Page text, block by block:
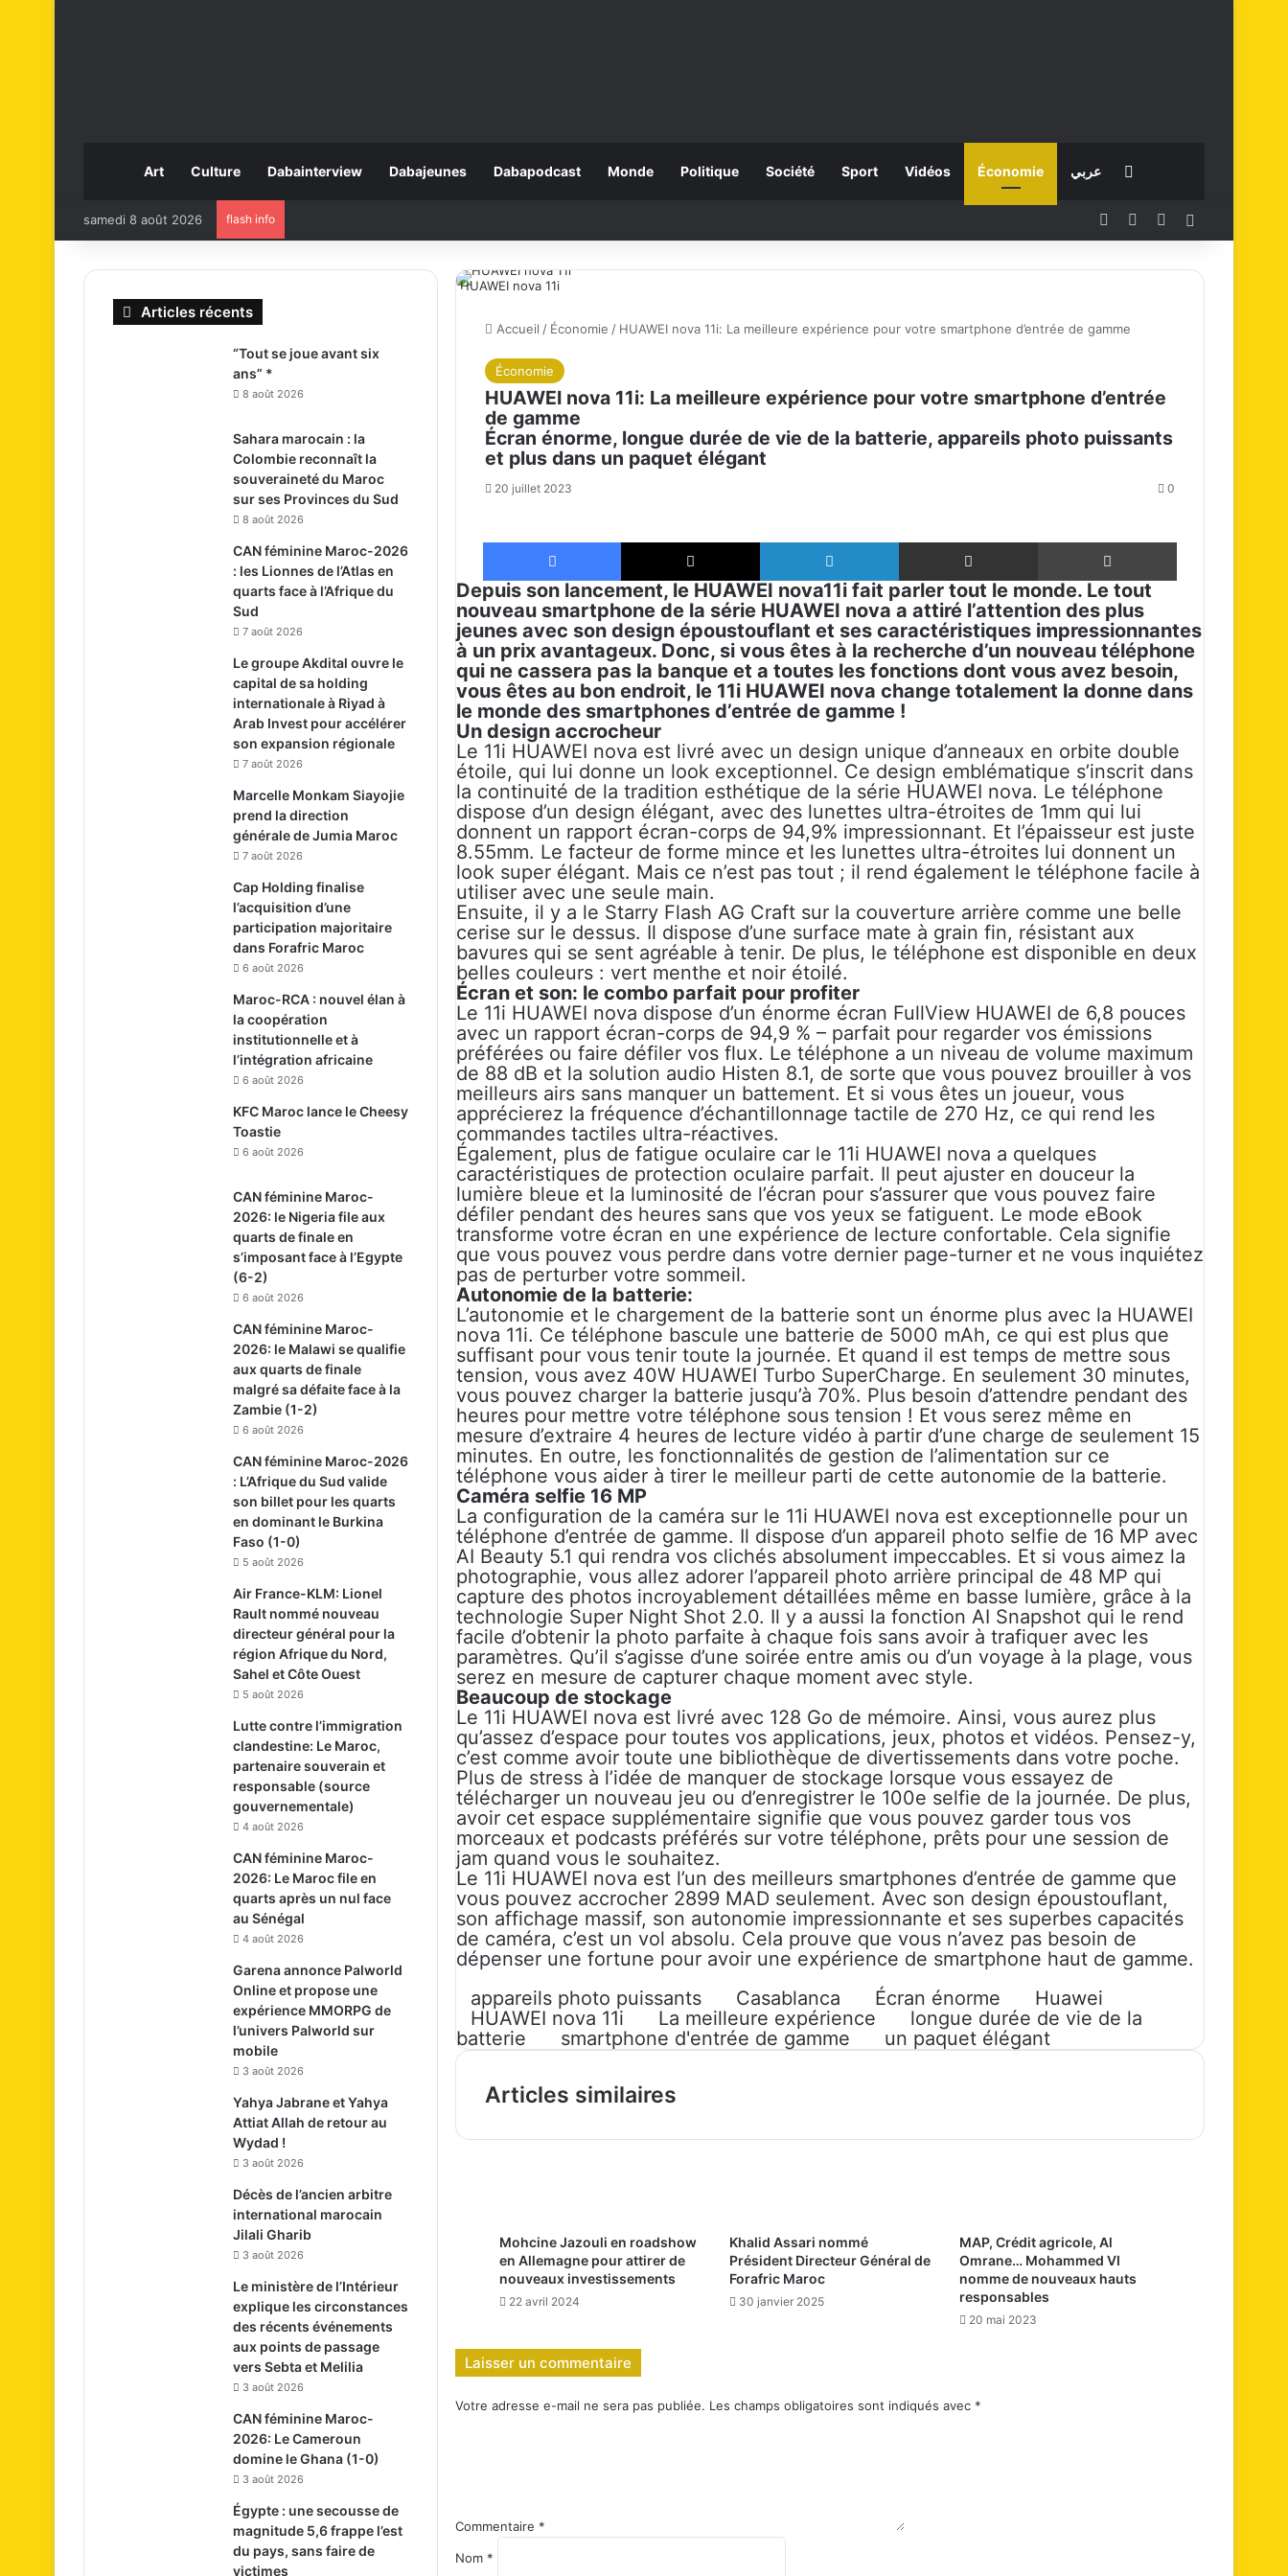
Art Culture Dabainterview Dabajeunes Dabapodcast Monde Politique Société Sport Vidéos Économie عربي
samedi 8 août 2026 flash info Facebook Instagram
HUAWEI nova 11i
Accueil / Économie / HUAWEI nova 11i: La meilleure expérience pour votre smartphone d’entrée de gamme
Économie
HUAWEI nova 11i: La meilleure expérience pour votre smartphone d’entrée
de gamme
Écran énorme, longue durée de vie de la batterie, appareils photo puissants
et plus dans un paquet élégant
20 juillet 2023 0
Facebook X Linkedin Partager par email Imprimer
Depuis son lancement, le HUAWEI nova11i fait parler tout le monde. Le tout
nouveau smartphone de la série HUAWEI nova a attiré l’attention des plus
jeunes avec son design époustouflant et ses caractéristiques impressionnantes
à un prix avantageux. Donc, si vous êtes à la recherche d’un nouveau téléphone
qui ne cassera pas la banque et a toutes les fonctions dont vous avez besoin,
vous êtes au bon endroit, le 11i HUAWEI nova change totalement la donne dans
le monde des smartphones d’entrée de gamme !
Un design accrocheur
Le 11i HUAWEI nova est livré avec un design unique d’anneaux en orbite double
étoile, qui lui donne un look exceptionnel. Ce design emblématique s’inscrit dans
la continuité de la tradition esthétique de la série HUAWEI nova. Le téléphone
dispose d’un design élégant, avec des lunettes ultra-étroites de 1mm qui lui
donnent un rapport écran-corps de 94,9% impressionnant. Et l’épaisseur est juste
8.55mm. Le facteur de forme mince et les lunettes ultra-étroites lui donnent un
look super élégant. Mais ce n’est pas tout ; il rend également le téléphone facile à
utiliser avec une seule main.
Ensuite, il y a le Starry Flash AG Craft sur la couverture arrière comme une belle
cerise sur le dessus. Il dispose d’une surface mate à grain fin, résistant aux
bavures qui se sent agréable à tenir. De plus, le téléphone est disponible en deux
belles couleurs : vert menthe et noir étoilé.
Écran et son: le combo parfait pour profiter
Le 11i HUAWEI nova dispose d’un énorme écran FullView HUAWEI de 6,8 pouces
avec un rapport écran-corps de 94,9 % – parfait pour regarder vos émissions
préférées ou faire défiler vos flux. Le téléphone a un niveau de volume maximum
de 88 dB et la solution audio Histen 8.1, de sorte que vous pouvez brouiller à vos
meilleurs airs sans manquer un battement. Et si vous êtes un joueur, vous
apprécierez la fréquence d’échantillonnage tactile de 270 Hz, ce qui rend les
commandes tactiles ultra-réactives.
Également, plus de fatigue oculaire car le 11i HUAWEI nova a quelques
caractéristiques de protection oculaire parfait. Il peut ajuster en douceur la
lumière bleue et la luminosité de l’écran pour s’assurer que vous pouvez faire
défiler pendant des heures sans que vos yeux se fatiguent. Le mode eBook
transforme votre écran en une expérience de lecture confortable. Cela signifie
que vous pouvez vous perdre dans votre dernier page-turner et ne vous inquiétez
pas de perturber votre sommeil.
Autonomie de la batterie:
L’autonomie et le chargement de la batterie sont un énorme plus avec la HUAWEI
nova 11i. Ce téléphone bascule une batterie de 5000 mAh, ce qui est plus que
suffisant pour vous tenir toute la journée. Et quand il est temps de mettre sous
tension, vous avez 40W HUAWEI Turbo SuperCharge. En seulement 30 minutes,
vous pouvez charger la batterie jusqu’à 70%. Plus besoin d’attendre pendant des
heures pour mettre votre téléphone sous tension ! Et vous serez même en
mesure d’extraire 4 heures de lecture vidéo à partir d’une charge de seulement 15
minutes. En outre, les fonctionnalités de gestion de l’alimentation sur ce
téléphone vous aider à tirer le meilleur parti de cette autonomie de la batterie.
Caméra selfie 16 MP
La configuration de la caméra sur le 11i HUAWEI nova est exceptionnelle pour un
téléphone d’entrée de gamme. Il dispose d’un appareil photo selfie de 16 MP avec
AI Beauty 5.1 qui rendra vos clichés absolument impeccables. Et si vous aimez la
photographie, vous allez adorer l’appareil photo arrière principal de 48 MP qui
capture des photos incroyablement détaillées même en basse lumière, grâce à la
technologie Super Night Shot 2.0. Il y a aussi la fonction AI Snapshot qui le rend
facile d’obtenir la photo parfaite à chaque fois sans avoir à trafiquer avec les
paramètres. Qu’il s’agisse d’une soirée entre amis ou d’un voyage à la plage, vous
serez en mesure de capturer chaque moment avec style.
Beaucoup de stockage
Le 11i HUAWEI nova est livré avec 128 Go de mémoire. Ainsi, vous aurez plus
qu’assez d’espace pour toutes vos applications, jeux, photos et vidéos. Pensez-y,
c’est comme avoir toute une bibliothèque de divertissements dans votre poche.
Plus de stress à l’idée de manquer de stockage lorsque vous essayez de
télécharger un nouveau jeu ou d’enregistrer le 100e selfie de la journée. De plus,
avoir cet espace supplémentaire signifie que vous pouvez garder tous vos
morceaux et podcasts préférés sur votre téléphone, prêts pour une session de
jam quand vous le souhaitez.
Le 11i HUAWEI nova est l’un des meilleurs smartphones d’entrée de gamme que
vous pouvez accrocher 2899 MAD seulement. Avec son design époustouflant,
son affichage massif, son autonomie impressionnante et ses superbes capacités
de caméra, c’est un vol absolu. Cela prouve que vous n’avez pas besoin de
dépenser une fortune pour avoir une expérience de smartphone haut de gamme.
appareils photo puissants
Casablanca Écran énorme
Huawei
HUAWEI nova 11i
La meilleure expérience
longue durée de vie de la
batterie
smartphone d'entrée de gamme un paquet élégant
Articles similaires
Mohcine Jazouli en roadshow
en Allemagne pour attirer de
nouveaux investissements
22 avril 2024
Khalid Assari nommé
Président Directeur Général de
Forafric Maroc
30 janvier 2025
MAP, Crédit agricole, Al
Omrane… Mohammed VI
nomme de nouveaux hauts
responsables
20 mai 2023
Laisser un commentaire
Votre adresse e-mail ne sera pas publiée. Les champs obligatoires sont indiqués avec *
Commentaire *
Nom *
Articles récents
“Tout se joue avant six
ans” *
8 août 2026
Sahara marocain : la
Colombie reconnaît la
souveraineté du Maroc
sur ses Provinces du Sud
8 août 2026
CAN féminine Maroc-2026
: les Lionnes de l’Atlas en
quarts face à l’Afrique du
Sud
7 août 2026
Le groupe Akdital ouvre le
capital de sa holding
internationale à Riyad à
Arab Invest pour accélérer
son expansion régionale
7 août 2026
Marcelle Monkam Siayojie
prend la direction
générale de Jumia Maroc
7 août 2026
Cap Holding finalise
l’acquisition d’une
participation majoritaire
dans Forafric Maroc
6 août 2026
Maroc-RCA : nouvel élan à
la coopération
institutionnelle et à
l’intégration africaine
6 août 2026
KFC Maroc lance le Cheesy
Toastie
6 août 2026
CAN féminine Maroc-
2026: le Nigeria file aux
quarts de finale en
s’imposant face à l’Egypte
(6-2)
6 août 2026
CAN féminine Maroc-
2026: le Malawi se qualifie
aux quarts de finale
malgré sa défaite face à la
Zambie (1-2)
6 août 2026
CAN féminine Maroc-2026
: L’Afrique du Sud valide
son billet pour les quarts
en dominant le Burkina
Faso (1-0)
5 août 2026
Air France-KLM: Lionel
Rault nommé nouveau
directeur général pour la
région Afrique du Nord,
Sahel et Côte Ouest
5 août 2026
Lutte contre l’immigration
clandestine: Le Maroc,
partenaire souverain et
responsable (source
gouvernementale)
4 août 2026
CAN féminine Maroc-
2026: Le Maroc file en
quarts après un nul face
au Sénégal
4 août 2026
Garena annonce Palworld
Online et propose une
expérience MMORPG de
l’univers Palworld sur
mobile
3 août 2026
Yahya Jabrane et Yahya
Attiat Allah de retour au
Wydad !
3 août 2026
Décès de l’ancien arbitre
international marocain
Jilali Gharib
3 août 2026
Le ministère de l’Intérieur
explique les circonstances
des récents événements
aux points de passage
vers Sebta et Melilia
3 août 2026
CAN féminine Maroc-
2026: Le Cameroun
domine le Ghana (1-0)
3 août 2026
Égypte : une secousse de
magnitude 5,6 frappe l’est
du pays, sans faire de
victimes